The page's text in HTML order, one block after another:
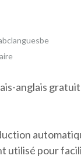
anglais
utilisé pour